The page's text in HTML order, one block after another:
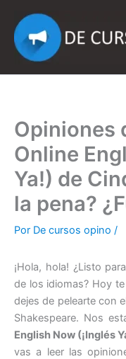
contenido
Opiniones
Online
Ya!) de
la pena?
Por De cursos opino /
¡Hola, hola! ¿Listo
de los idiomas? Hoy
dejes de pelearte con
Shakespeare. Nos
English Now (¡Inglés
vas a leer las